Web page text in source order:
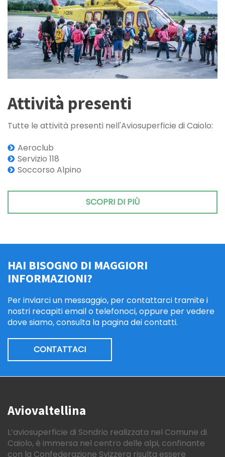
Attività presenti
Tutte le attività presenti nell'Aviosuperficie di Caiolo:
Aeroclub
Servizio 118
Soccorso Alpino
SCOPRI DI PIÙ
HAI BISOGNO DI MAGGIORI
INFORMAZIONI?
Per inviarci un messaggio, per contattarci tramite i
nostri recapiti email o telefonoci, oppure per vedere
dove siamo, consulta la pagina dei contatti.
CONTATTACI
Aviovaltellina
L’aviosuperficie di Sondrio realizzata nel Comune di
Caiolo, è immersa nel centro delle alpi, confinante
con la Confederazione Svizzera risulta essere